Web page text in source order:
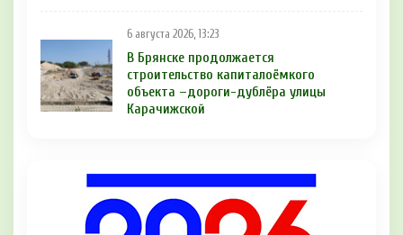
6 августа 2026, 13:23
В Брянске продолжается
строительство капиталоёмкого
объекта –дороги-дублёра улицы
Карачижской